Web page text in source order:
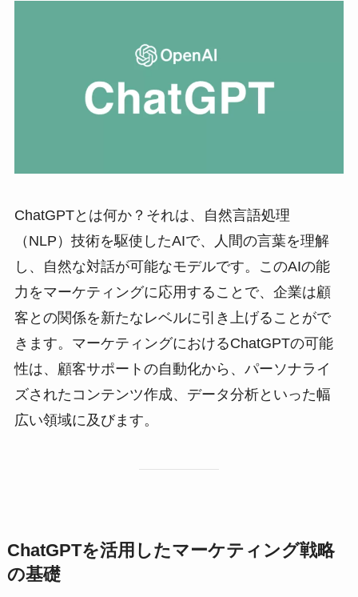
ChatGPTとは何か？それは、自然言語処理
（NLP）技術を駆使したAIで、人間の言葉を理解
し、自然な対話が可能なモデルです。このAIの能
力をマーケティングに応用することで、企業は顧
客との関係を新たなレベルに引き上げることがで
きます。マーケティングにおけるChatGPTの可能
性は、顧客サポートの自動化から、パーソナライ
ズされたコンテンツ作成、データ分析といった幅
広い領域に及びます。
ChatGPTを活用したマーケティング戦略
の基礎